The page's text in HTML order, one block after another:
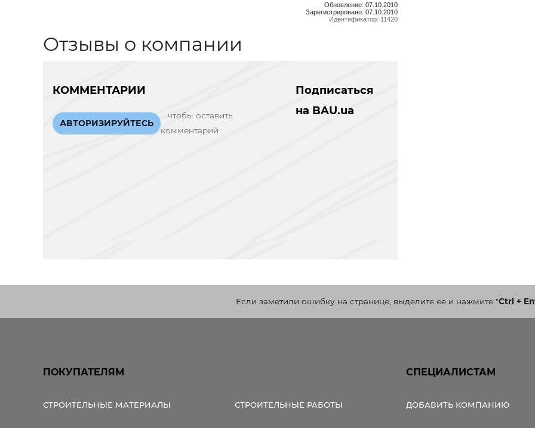
Обновление: 07.10.2010
Зарегистрировано: 07.10.2010
Идентификатор: 11420
Отзывы о компании
КОММЕНТАРИИ
АВТОРИЗИРУЙТЕСЬ
чтобы оставить
комментарий
Подписаться
на BAU.ua
Если заметили ошибку на странице, выделите ее и нажмите"Ctrl +
ПОКУПАТЕЛЯМ
СТРОИТЕЛЬНЫЕ МАТЕРИАЛЫ СТРОИТЕЛЬНЫЕ РАБОТЫ
СПЕЦИАЛИСТАМ
ДОБАВИТЬ КОМПАНИЮ